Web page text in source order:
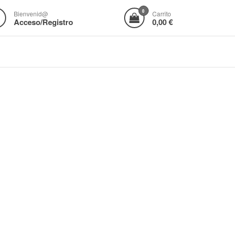
Bienvenid@
Acceso/Registro
0 Carrito
0,00 €